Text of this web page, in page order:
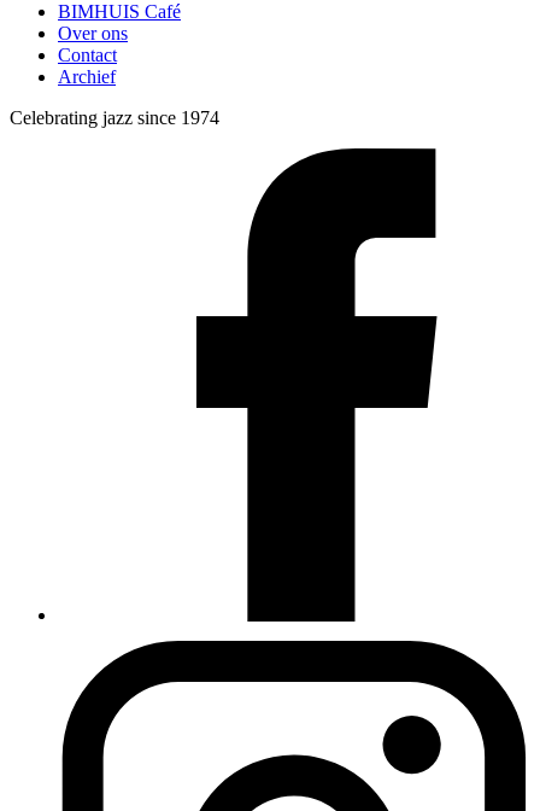
BIMHUIS Café
Over ons
Contact
Archief
Celebrating jazz since 1974